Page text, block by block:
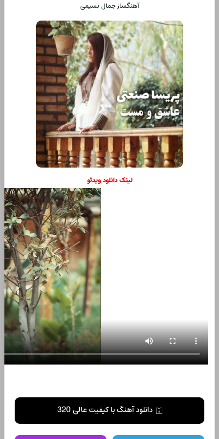
آهنگساز جمال نسیمی
لینک دانلود ویدئو
دانلود آهنگ با کیفیت عالی 320